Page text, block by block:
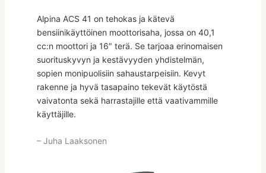
Alpina ACS 41 on tehokas ja kätevä
bensiinikäyttöinen moottorisaha, jossa on 40,1
cc:n moottori ja 16″ terä. Se tarjoaa erinomaisen
suorituskyvyn ja kestävyyden yhdistelmän,
sopien monipuolisiin sahaustarpeisiin. Kevyt
rakenne ja hyvä tasapaino tekevät käytöstä
vaivatonta sekä harrastajille että vaativammille
käyttäjille.
– Juha Laaksonen